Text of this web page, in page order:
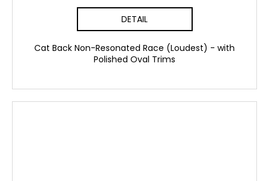
DETAIL
Cat Back Non-Resonated Race (Loudest) - with
Polished Oval Trims